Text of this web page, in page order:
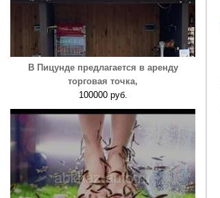
В Пицунде предлагается в аренду
торговая точка,
100000 руб.